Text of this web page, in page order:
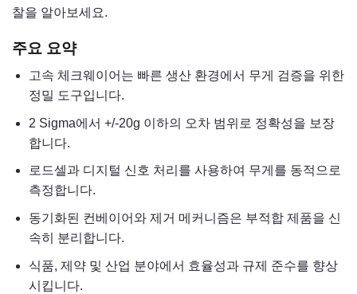
찰을 알아보세요.
주요 요약
고속 체크웨이어는 빠른 생산 환경에서 무게 검증을 위한
정밀 도구입니다.
2 Sigma에서 +/-20g 이하의 오차 범위로 정확성을 보장
합니다.
로드셀과 디지털 신호 처리를 사용하여 무게를 동적으로
측정합니다.
동기화된 컨베이어와 제거 메커니즘은 부적합 제품을 신
속히 분리합니다.
식품, 제약 및 산업 분야에서 효율성과 규제 준수를 향상
시킵니다.